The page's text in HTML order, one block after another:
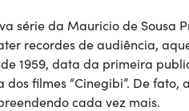
série da Mauricio de Sousa
recordes de audiência,
1959, data da primeira
filmes “Cinegibi”. De
cada vez mais.